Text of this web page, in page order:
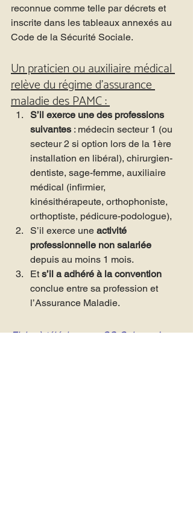
reconnue comme telle par décrets et
inscrite dans les tableaux annexés au
Code de la Sécurité Sociale.
Un praticien ou auxiliaire médical
relève du régime d’assurance
maladie des PAMC :
S’il exerce une des professions
suivantes : médecin secteur 1 (ou
secteur 2 si option lors de la 1ère
installation en libéral), chirurgien-
dentiste, sage-femme, auxiliaire
médical (infirmier,
kinésithérapeute, orthophoniste,
orthoptiste, pédicure-podologue),
S’il exerce une activité
professionnelle non salariée
depuis au moins 1 mois.
Et s’il a adhéré à la convention
conclue entre sa profession et
l’Assurance Maladie.
Fiche à téléchargez : CS-Cabex – Les